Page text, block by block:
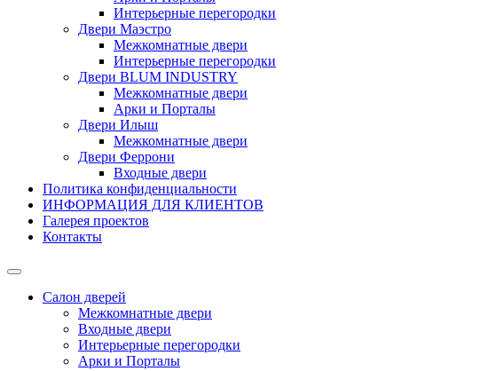
Интерьерные перегородки
Двери Маэстро
Межкомнатные двери
Интерьерные перегородки
Двери BLUM INDUSTRY
Межкомнатные двери
Арки и Порталы
Двери Илыш
Межкомнатные двери
Двери Феррони
Входные двери
Политика конфиденциальности
ИНФОРМАЦИЯ ДЛЯ КЛИЕНТОВ
Галерея проектов
Контакты
Салон дверей
Межкомнатные двери
Входные двери
Интерьерные перегородки
Арки и Порталы